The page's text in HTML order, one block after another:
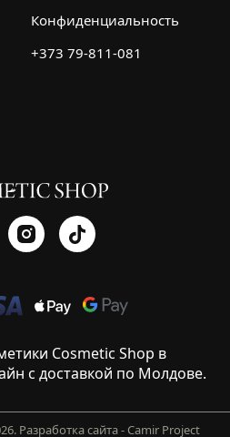
Конфиденциальность
+373 79-811-081
Cosmetic Shop в
с доставкой по Молдове.
Разработка сайта - Camir Project